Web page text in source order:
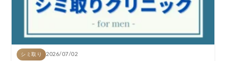
シミ取り 2026/07/02